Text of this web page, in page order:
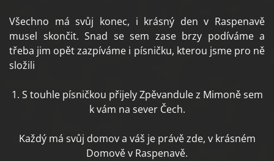
Všechno má svůj konec, i krásný den v Raspenavě
musel skončit. Snad se sem zase brzy podíváme a
třeba jim opět zazpíváme i písničku, kterou jsme pro ně
složili
1. S touhle písničkou přijely Zpěvandule z Mimoně sem
k vám na sever Čech.
Každý má svůj domov a váš je právě zde, v krásném
Domově v Raspenavě.